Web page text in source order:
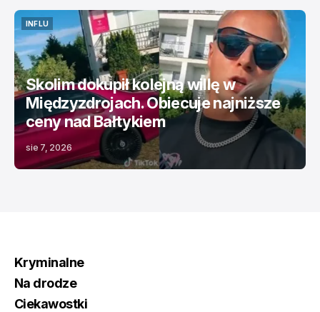
INFLU
INFLU
Skolim dokupił kolejną willę w
Międzyzdrojach. Obiecuje najniższe
ceny nad Bałtykiem
sie 7, 2026
Kryminalne
Na drodze
Ciekawostki